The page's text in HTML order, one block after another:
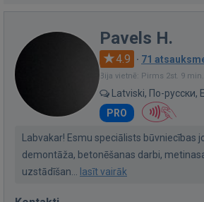
Pavels H.
4.9 · 71
Bija vietnē: Pirms 2st. 9 min.
Latviski, По-русски,
PRO
Labvakar! Esmu speciālists būvniecības
demontāža, betonēšanas darbi,
uzstādīšan... lasīt vairāk